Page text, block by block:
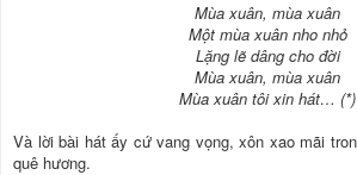
Mùa xuân, mùa xuân
Một mùa xuân nho nhỏ
Lặng lẽ dâng cho đời
Mùa xuân, mùa xuân
Mùa xuân tôi xin hát… (*)
Và lời bài hát ấy cứ vang vọng, xôn xao mãi
quê hương.